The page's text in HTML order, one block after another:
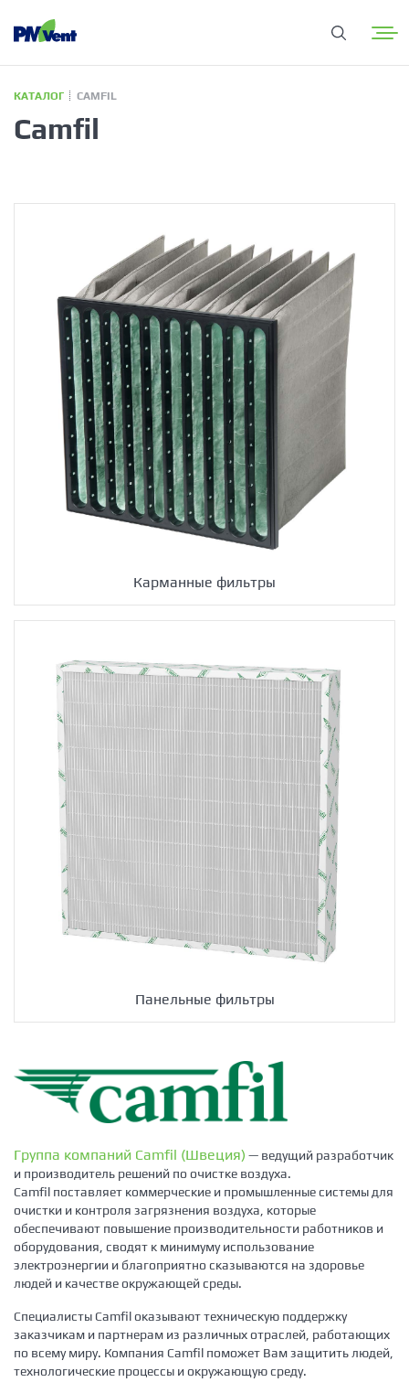
КАТАЛОГ CAMFIL
Camfil
Карманные фильтры
Панельные фильтры
Группа компаний Camfil (Швеция) — ведущий разработчик
и производитель решений по очистке воздуха.
Camfil поставляет коммерческие и промышленные системы для
очистки и контроля загрязнения воздуха, которые
обеспечивают повышение производительности работников и
оборудования, сводят к минимуму использование
электроэнергии и благоприятно сказываются на здоровье
людей и качестве окружающей среды.
Специалисты Camfil оказывают техническую поддержку
заказчикам и партнерам из различных отраслей, работающих
по всему миру. Компания Camfil поможет Вам защитить людей,
технологические процессы и окружающую среду.